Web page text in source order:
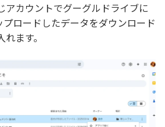
アカウントでグーグルドライブに
ロードしたデータをダウンロード
ます。